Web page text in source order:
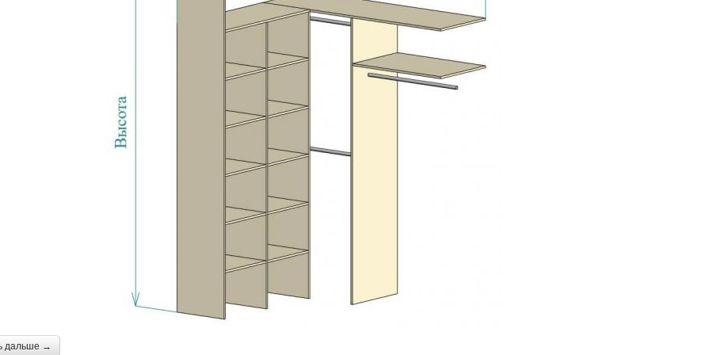
дальше →